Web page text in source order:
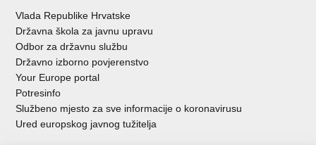
Vlada Republike Hrvatske
Državna škola za javnu upravu
Odbor za državnu službu
Državno izborno povjerenstvo
Your Europe portal
Potresinfo
Službeno mjesto za sve informacije o koronavirusu
Ured europskog javnog tužitelja